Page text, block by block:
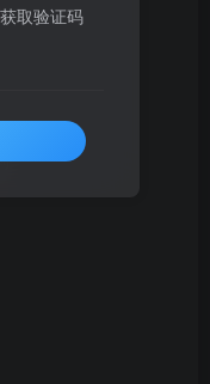
获取验证码